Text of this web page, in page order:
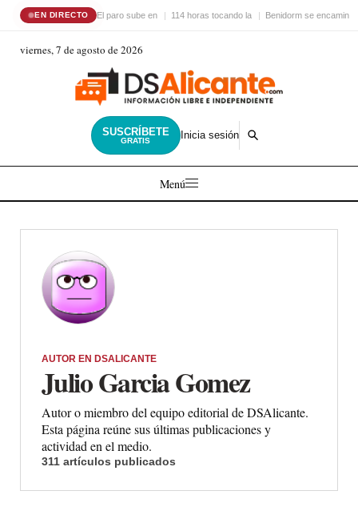
EN DIRECTO El paro sube en 114 horas tocando la Benidorm se encamina
viernes, 7 de agosto de 2026
SUSCRÍBETE
GRATIS Inicia sesión
Menú
AUTOR EN DSALICANTE
Julio Garcia Gomez
Autor o miembro del equipo editorial de DSAlicante.
Esta página reúne sus últimas publicaciones y
actividad en el medio.
311 artículos publicados